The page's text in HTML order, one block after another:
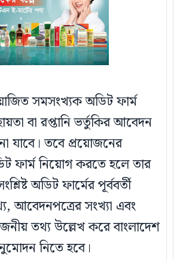
সমসংখ্যক অডিট ফার্ম
বা রপ্তানি ভর্তুকির আবেদন
যাবে। তবে প্রয়োজনের
ফার্ম নিয়োগ করতে হলে তার
অডিট ফার্মের পূর্ববর্তী
আবেদনপত্রের সংখ্যা এবং
তথ্য উল্লেখ করে বাংলাদেশ
নিতে হবে।